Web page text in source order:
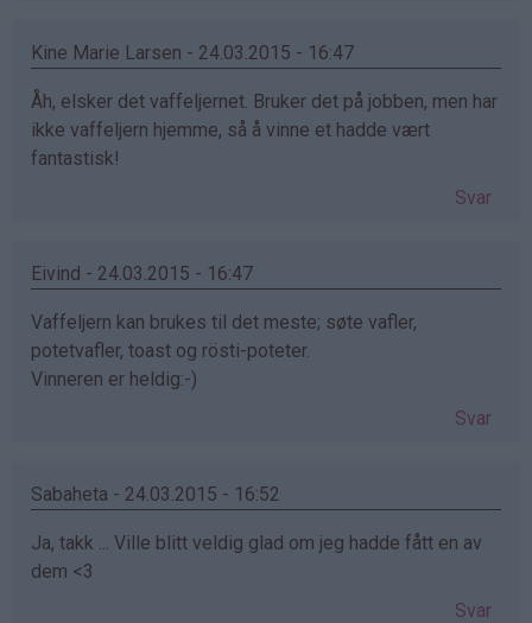
Kine Marie Larsen - 24.03.2015 - 16:47
Åh, elsker det vaffeljernet. Bruker det på jobben, men har
ikke vaffeljern hjemme, så å vinne et hadde vært
fantastisk!
Svar
Eivind - 24.03.2015 - 16:47
Vaffeljern kan brukes til det meste; søte vafler,
potetvafler, toast og rösti-poteter.
Vinneren er heldig:-)
Svar
Sabaheta - 24.03.2015 - 16:52
Ja, takk ... Ville blitt veldig glad om jeg hadde fått en av
dem <3
Svar